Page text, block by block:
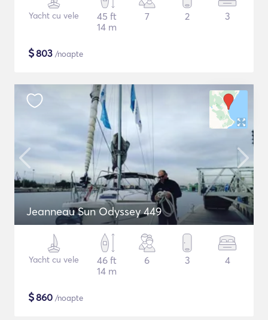
Yacht cu vele
45 ft
14 m
7 2 3
$803 /noapte
Jeanneau Sun Odyssey 449
Yacht cu vele
46 ft
14 m
6 3 4
$860 /noapte